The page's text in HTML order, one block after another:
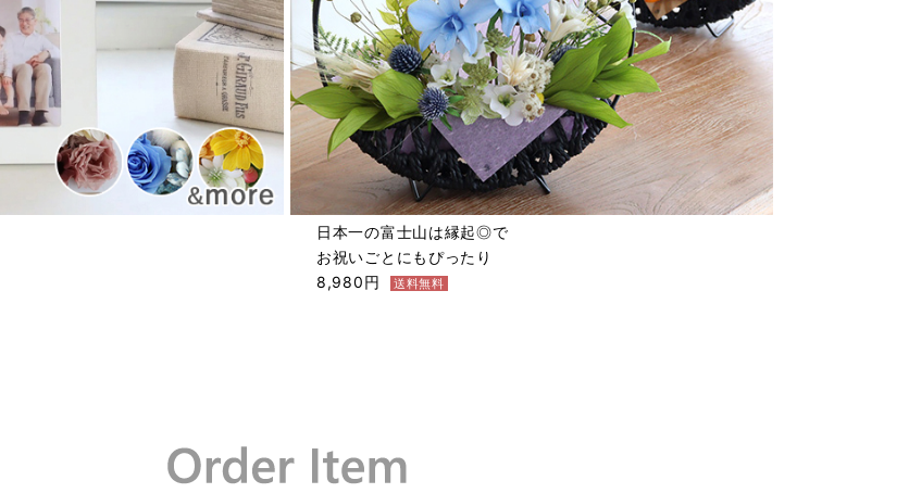
日本一の富士山は縁起◎で
お祝いごとにもぴったり
8,980円
送料無料